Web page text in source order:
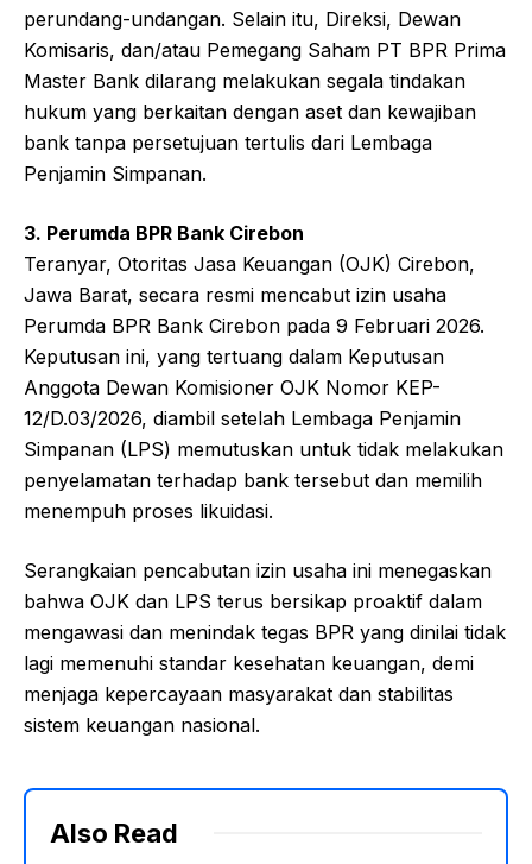
perundang-undangan. Selain itu, Direksi, Dewan
Komisaris, dan/atau Pemegang Saham PT BPR Prima
Master Bank dilarang melakukan segala tindakan
hukum yang berkaitan dengan aset dan kewajiban
bank tanpa persetujuan tertulis dari Lembaga
Penjamin Simpanan.
3. Perumda BPR Bank Cirebon
Teranyar, Otoritas Jasa Keuangan (OJK) Cirebon,
Jawa Barat, secara resmi mencabut izin usaha
Perumda BPR Bank Cirebon pada 9 Februari 2026.
Keputusan ini, yang tertuang dalam Keputusan
Anggota Dewan Komisioner OJK Nomor KEP-
12/D.03/2026, diambil setelah Lembaga Penjamin
Simpanan (LPS) memutuskan untuk tidak melakukan
penyelamatan terhadap bank tersebut dan memilih
menempuh proses likuidasi.
Serangkaian pencabutan izin usaha ini menegaskan
bahwa OJK dan LPS terus bersikap proaktif dalam
mengawasi dan menindak tegas BPR yang dinilai tidak
lagi memenuhi standar kesehatan keuangan, demi
menjaga kepercayaan masyarakat dan stabilitas
sistem keuangan nasional.
Also Read